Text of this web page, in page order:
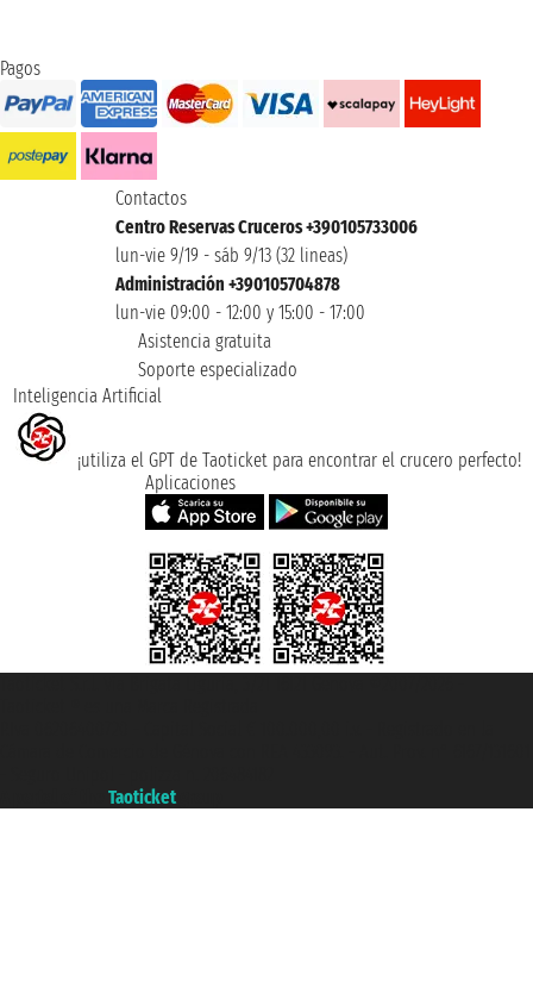
Pagos
Contactos
Centro Reservas Cruceros +390105733006
lun-vie 9/19 - sáb 9/13 (32 lineas)
Administración +390105704878
lun-vie 09:00 - 12:00 y 15:00 - 17:00
Asistencia gratuita
Soporte especializado
Inteligencia Artificial
¡utiliza el GPT de Taoticket para encontrar el crucero perfecto!
Aplicaciones
Taoticket